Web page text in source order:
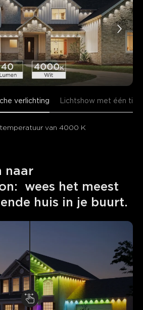
verlichting Lichtshow met één tik
van 4000 K
naar
wees het meest
huis in je buurt.